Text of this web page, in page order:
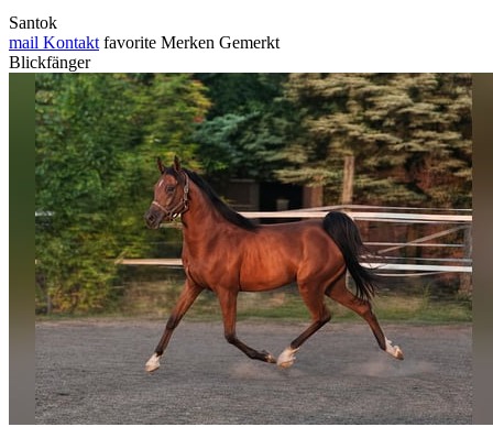
Santok
mail Kontakt favorite Merken Gemerkt
Blickfänger